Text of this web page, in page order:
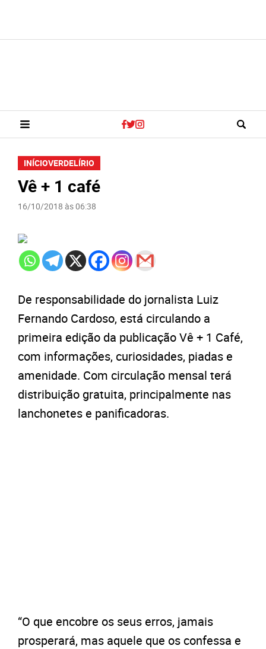
INÍCIOVERDELÍRIO
Vê + 1 café
16/10/2018 às 06:38
De responsabilidade do jornalista Luiz
Fernando Cardoso, está circulando a
primeira edição da publicação Vê + 1 Café,
com informações, curiosidades, piadas e
amenidade. Com circulação mensal terá
distribuição gratuita, principalmente nas
lanchonetes e panificadoras.
“O que encobre os seus erros, jamais
prosperará, mas aquele que os confessa e